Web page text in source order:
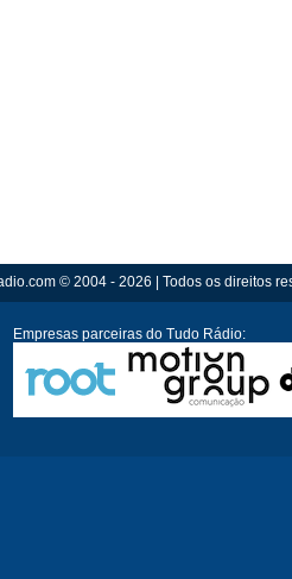
© 2004 - 2026 | Todos os direitos
Empresas parceiras do Tudo Rádio: